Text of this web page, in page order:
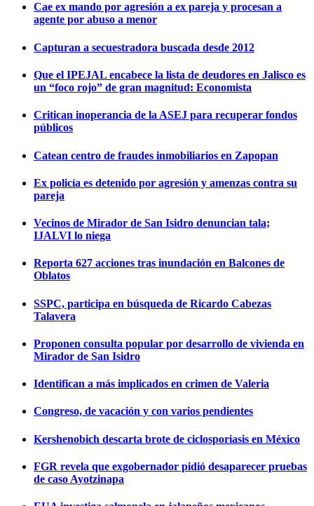
Cae ex mando por agresión a ex pareja y procesan a
agente por abuso a menor
Capturan a secuestradora buscada desde 2012
Que el IPEJAL encabece la lista de deudores en Jalisco es
un “foco rojo” de gran magnitud: Economista
Critican inoperancia de la ASEJ para recuperar fondos
públicos
Catean centro de fraudes inmobiliarios en Zapopan
Ex policía es detenido por agresión y amenzas contra su
pareja
Vecinos de Mirador de San Isidro denuncian tala;
IJALVI lo niega
Reporta 627 acciones tras inundación en Balcones de
Oblatos
SSPC, participa en búsqueda de Ricardo Cabezas
Talavera
Proponen consulta popular por desarrollo de vivienda en
Mirador de San Isidro
Identifican a más implicados en crimen de Valeria
Congreso, de vacación y con varios pendientes
Kershenobich descarta brote de ciclosporiasis en México
FGR revela que exgobernador pidió desaparecer pruebas
de caso Ayotzinapa